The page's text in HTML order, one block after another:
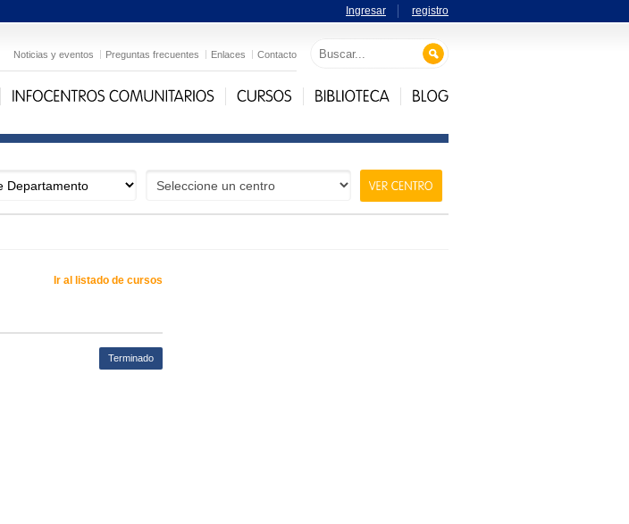
Ingresar registro
Noticias y eventos Preguntas frecuentes Enlaces Contacto
Ir al listado de cursos
Terminado